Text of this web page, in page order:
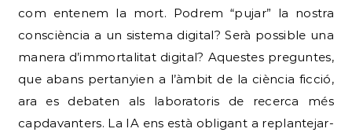
com entenem la mort. Podrem “pujar” la nostra
consciència a un sistema digital? Serà possible una
manera d’immortalitat digital? Aquestes preguntes,
que abans pertanyien a l’àmbit de la ciència ficció,
ara es debaten als laboratoris de recerca més
capdavanters. La IA ens està obligant a replantejar-